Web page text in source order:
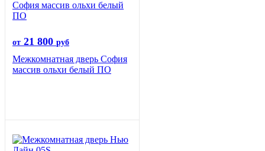
от 21 800 руб
Межкомнатная дверь София
массив ольхи белый ПО